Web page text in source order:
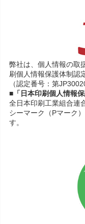
弊社は、個人情報の取
刷個人情報保護体制認
（認定番号：第
■「日本印刷個人情報
全日本印刷工業組合連
シーマーク（Pマーク
す。